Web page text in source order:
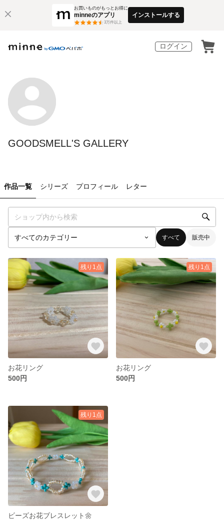
お買いものがもっとお得に
minneのアプリ
3万件以上
インストールする
ログイン
GOODSMELL'S GALLERY
作品一覧 シリーズ プロフィール レター
すべて 販売中
残り1点
お花リング
500円
残り1点
お花リング
500円
残り1点
ビーズお花ブレスレット🌼